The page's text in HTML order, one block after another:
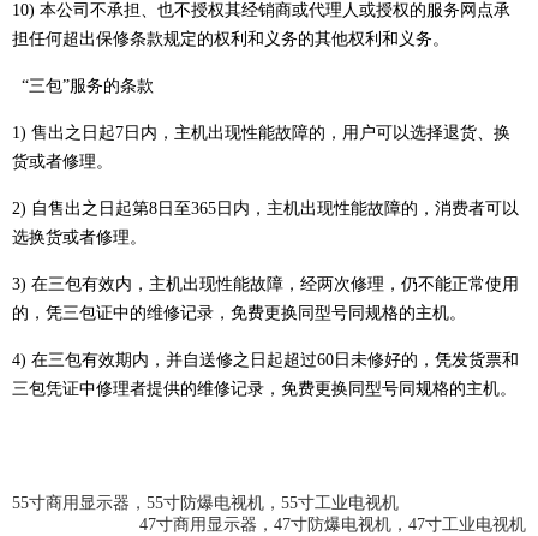
10) 本公司不承担、也不授权其经销商或代理人或授权的服务网点承
担任何超出保修条款规定的权利和义务的其他权利和义务。
“三包”服务的条款
1) 售出之日起7日内，主机出现性能故障的，用户可以选择退货、换
货或者修理。
2) 自售出之日起第8日至365日内，主机出现性能故障的，消费者可以
选换货或者修理。
3) 在三包有效内，主机出现性能故障，经两次修理，仍不能正常使用
的，凭三包证中的维修记录，免费更换同型号同规格的主机。
4) 在三包有效期内，并自送修之日起超过60日未修好的，凭发货票和
三包凭证中修理者提供的维修记录，免费更换同型号同规格的主机。
55寸商用显示器，55寸防爆电视机，55寸工业电视机
47寸商用显示器，47寸防爆电视机，47寸工业电视机